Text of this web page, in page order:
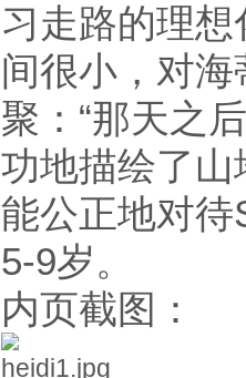
习走路的理
间很小，对
聚：“那天之
功地描绘了
能公正地对
5-9岁。
内页截图：